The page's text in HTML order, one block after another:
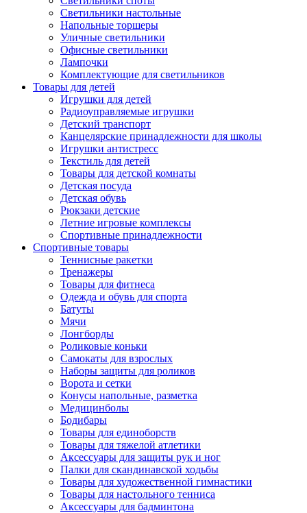
Светильники настольные
Напольные торшеры
Уличные светильники
Офисные светильники
Лампочки
Комплектующие для светильников
Товары для детей
Игрушки для детей
Радиоуправляемые игрушки
Детский транспорт
Канцелярские принадлежности для школы
Игрушки антистресс
Текстиль для детей
Товары для детской комнаты
Детская посуда
Детская обувь
Рюкзаки детские
Летние игровые комплексы
Спортивные принадлежности
Спортивные товары
Теннисные ракетки
Тренажеры
Товары для фитнеса
Одежда и обувь для спорта
Батуты
Мячи
Лонгборды
Роликовые коньки
Самокаты для взрослых
Наборы защиты для роликов
Ворота и сетки
Конусы напольные, разметка
Медицинболы
Бодибары
Товары для единоборств
Товары для тяжелой атлетики
Аксессуары для защиты рук и ног
Палки для скандинавской ходьбы
Товары для художественной гимнастики
Товары для настольного тенниса
Аксессуары для бадминтона